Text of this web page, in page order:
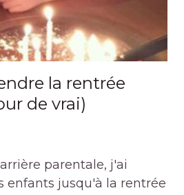
la rentrée
de vrai)
parentale, j'ai
enfants jusqu'à la rentrée